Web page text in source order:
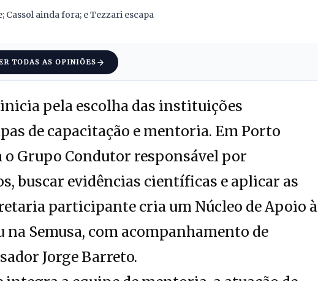
ainda fora; e Tezzari escapa
TODAS AS OPINIÕES
pela escolha das instituições
de capacitação e mentoria. Em Porto
Grupo Condutor responsável por
buscar evidências científicas e aplicar as
participante cria um Núcleo de Apoio à
na Semusa, com acompanhamento de
Jorge Barreto.